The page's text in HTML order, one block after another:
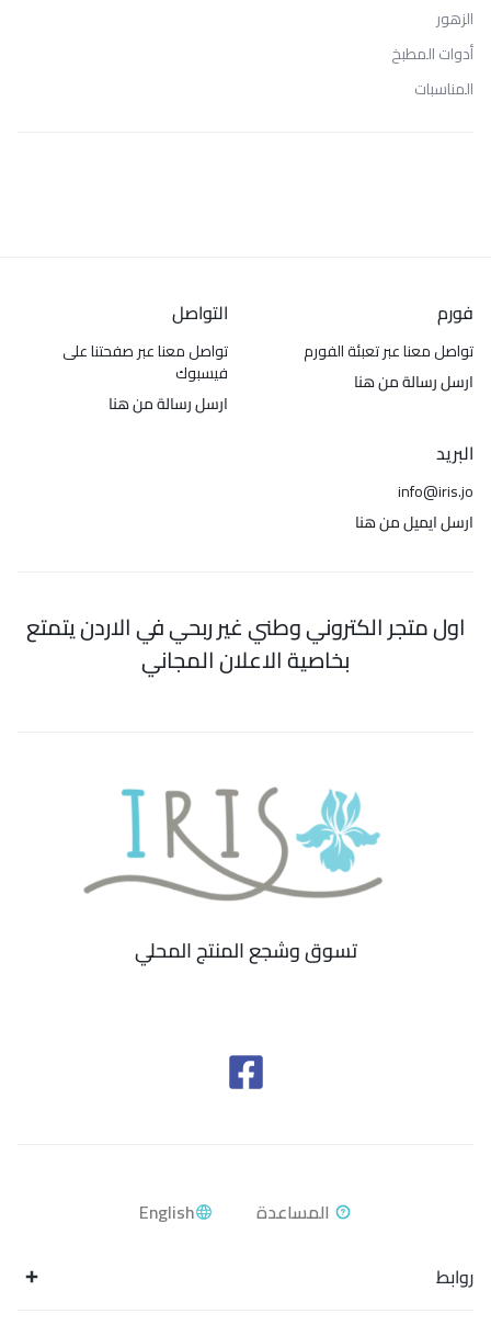
الزهور
أدوات المطبخ
المناسبات
فورم
تواصل معنا عبر تعبئة الفورم
ارسل رسالة من هنا
التواصل
تواصل معنا عبر صفحتنا على
فيسبوك
ارسل رسالة من هنا
البريد
info@iris.jo
ارسل ايميل من هنا
اول متجر الكتروني وطني غير ربحي في الاردن يتمتع
بخاصية الاعلان المجاني
تسوق وشجع المنتج المحلي
English
روابط